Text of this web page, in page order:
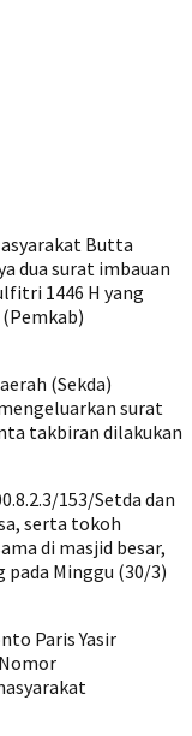
Butta
dua surat imbauan
1446 H yang
(Sekda)
surat
takbiran dilakukan
153/Setda dan
serta tokoh
di masjid besar,
pada Minggu (30/3)
Paris Yasir